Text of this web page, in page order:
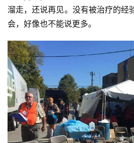
溜走，还说再见。没有被治疗的经
会，好像也不能说更多。